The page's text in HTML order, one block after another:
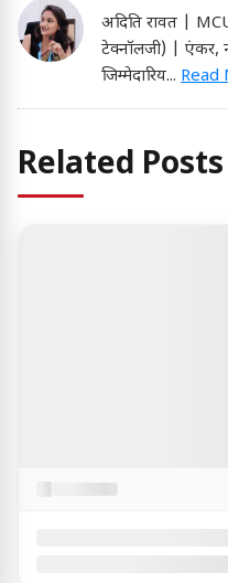
अदिति रावत |
टेक्नॉलजी) | एंकर,
जिम्मेदारिय... Read
Related Posts